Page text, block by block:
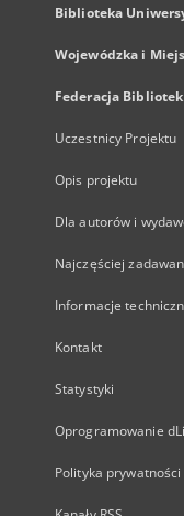
Biblioteka
Wojewódzka i
Federacja
Uczestnicy Projektu
Opis projektu
Dla autorów i
Najczęściej
Informacje
Kontakt
Statystyki
Oprogramowanie
Polityka prywatności